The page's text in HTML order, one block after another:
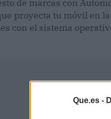
Que.es -
de marcas con
proyecta tu móvil en
con el sistema